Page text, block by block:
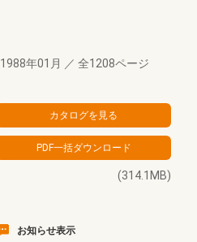
1988年01月 ／ 全1208ページ
(314.1MB)
お知らせ表示